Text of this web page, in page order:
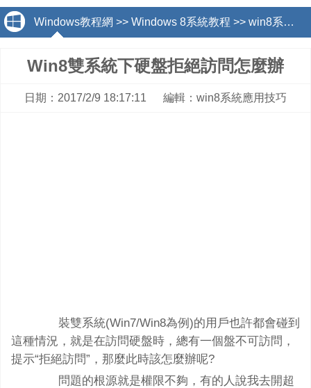
Windows教程網 >> Windows 8系統教程 >> win8系統應用技巧
Win8雙系統下硬盤拒絕訪問怎麼辦
日期：2017/2/9 18:17:11 編輯：win8系統應用技巧
裝雙系統(Win7/Win8為例)的用戶也許都會碰到
這種情況，就是在訪問硬盤時，總有一個盤不可訪問，
提示“拒絕訪問”，那麼此時該怎麼辦呢?
問題的根源就是權限不夠，有的人說我去開超